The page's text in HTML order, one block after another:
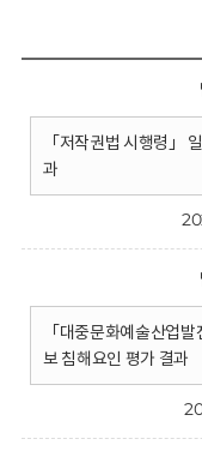
「저작권법 시행령」
과
「대중문화예술산업
보 침해요인 평가 결과